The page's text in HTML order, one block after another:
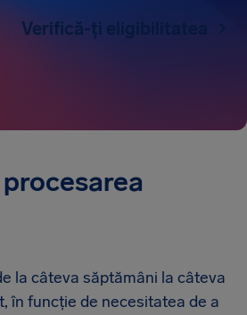
Verifică-ți eligibilitatea
la câteva săptămâni la câteva
în funcție de necesitatea de a